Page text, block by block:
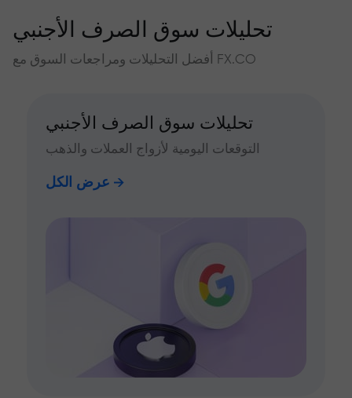
تحليلات سوق الصرف الأجنبي
أفضل التحليلات ومراجعات السوق مع FX.CO
تحليلات سوق الصرف الأجنبي
التوقعات اليومية لأزواج العملات والذهب
عرض الكل